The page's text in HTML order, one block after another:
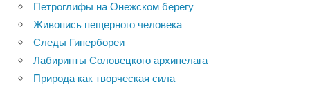
Петроглифы на Онежском берегу
Живопись пещерного человека
Следы Гипербореи
Лабиринты Соловецкого архипелага
Природа как творческая сила